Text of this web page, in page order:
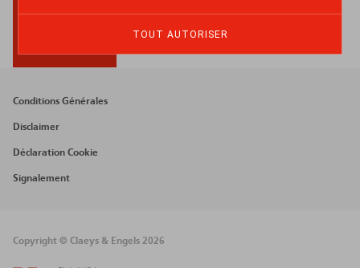
TOUT AUTORISER
Footer
menu
Conditions Générales
Disclaimer
Déclaration Cookie
Signalement
Copyright © Claeys & Engels 2026